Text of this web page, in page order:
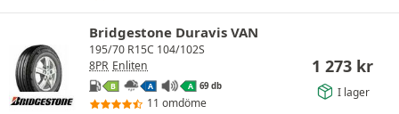
Bridgestone Duravis VAN
195/70 R15C 104/102S
8PR Enliten
B A A 69 db
11 omdöme
1 273 kr
I lager